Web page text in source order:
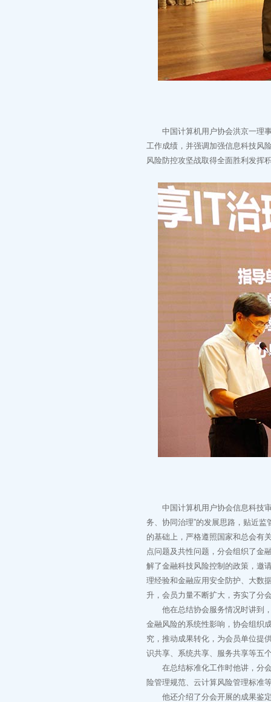
中国计算机用户协会洪京一理事
工作成绩，并强调加强信息科技风
风险防控攻坚战取得全面胜利发挥
中国计算机用户协会信息科技审
务、协同治理”的发展思路，贴近
的基础上，严格遵照国家和总会有
点问题及共性问题，分会组织了金
解了金融科技风险控制的政策，邀
理经验和金融应用安全防护、大数
升，会员力量不断扩大，夯实了分
他在总结协会服务情况时讲到，
金融风险的系统性影响，协会组织
究，推动成果转化，为会员单位提
识共享、系统共享、服务共享等五
在总结标准化工作时他讲，分会
险管理规范、云计算风险管理标准
他还介绍了分会开展的成果鉴定